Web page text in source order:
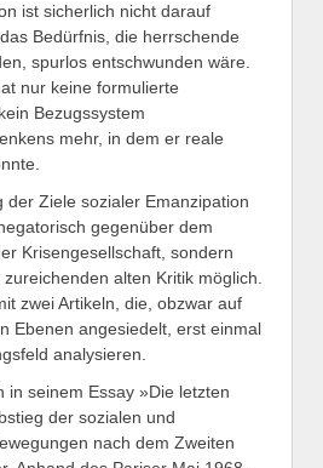
ist sicherlich nicht darauf
Bedürfnis, die herrschende
spurlos entschwunden wäre.
nur keine formulierte
Bezugssystem
mehr, in dem er reale
der Ziele sozialer Emanzipation
gegenüber dem
Krisengesellschaft, sondern
alten Kritik möglich.
zwei Artikeln, die, obzwar auf
Ebenen angesiedelt, erst einmal
analysieren.
in seinem Essay »Die letzten
der sozialen und
nach dem Zweiten